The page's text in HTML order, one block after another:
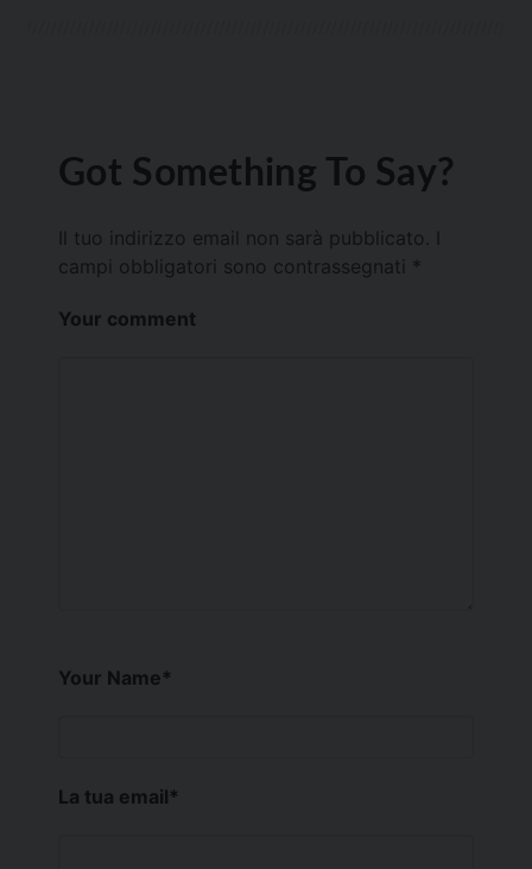
Got Something To Say?
Il tuo indirizzo email non sarà pubblicato.
campi obbligatori sono contrassegnati *
Your comment
Your Name*
La tua email*